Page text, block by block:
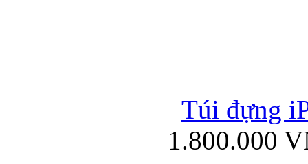
Túi xách da
Túi đựng
1.800.000